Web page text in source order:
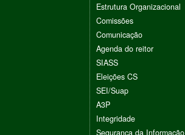
Estrutura Organizacional
Comissões
Comunicação
Agenda do reitor
SIASS
Eleições CS
SEI/Suap
A3P
Integridade
Segurança da Informação